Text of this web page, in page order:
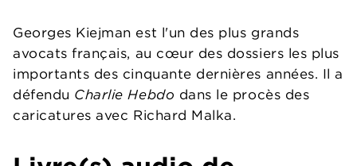
Georges Kiejman est l'un des plus grands
avocats français, au cœur des dossiers les plus
importants des cinquante dernières années. Il a
défendu Charlie Hebdo dans le procès des
caricatures avec Richard Malka.